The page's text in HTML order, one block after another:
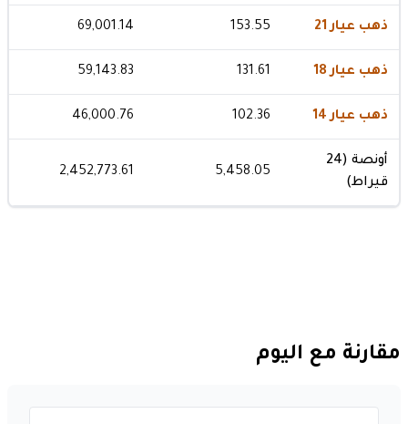
ذهب عيار 21 153.55
69,001.14
ذهب عيار 18 131.61
59,143.83
ذهب عيار 14 102.36
46,000.76
أونصة (24
قيراط)
5,458.05
2,452,773.61
مقارنة مع اليوم